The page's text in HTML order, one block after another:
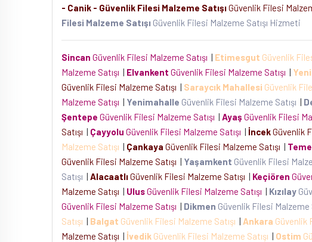
- Canik - Güvenlik Filesi Malzeme SatışıGüvenlik Filesi
Filesi Malzeme Satışı Güvenlik Filesi Malzeme Satışı Hizmeti
Sincan Güvenlik Filesi Malzeme Satışı | Etimesgut Güvenlik
Malzeme Satışı | Elvankent Güvenlik Filesi Malzeme Satışı |
Güvenlik Filesi Malzeme Satışı | Saraycık Mahallesi Güvenlik
Malzeme Satışı | Yenimahalle Güvenlik Filesi Malzeme Satışı |
Şentepe Güvenlik Filesi Malzeme Satışı | Ayaş Güvenlik Filesi
Satışı | Çayyolu Güvenlik Filesi Malzeme Satışı | İncekGüvenlik
Malzeme Satışı | Çankaya Güvenlik Filesi Malzeme Satışı |
Güvenlik Filesi Malzeme Satışı | Yaşamkent Güvenlik Filesi
Satışı | AlacaatlıGüvenlik Filesi Malzeme Satışı | Keçiören
Malzeme Satışı | UlusGüvenlik Filesi Malzeme Satışı | Kızılay
Güvenlik Filesi Malzeme Satışı | Dikmen Güvenlik Filesi Malzeme
Satışı | Balgat Güvenlik Filesi Malzeme Satışı | Ankara Güvenlik
Malzeme Satışı | İvedik Güvenlik Filesi Malzeme Satışı | Ostim